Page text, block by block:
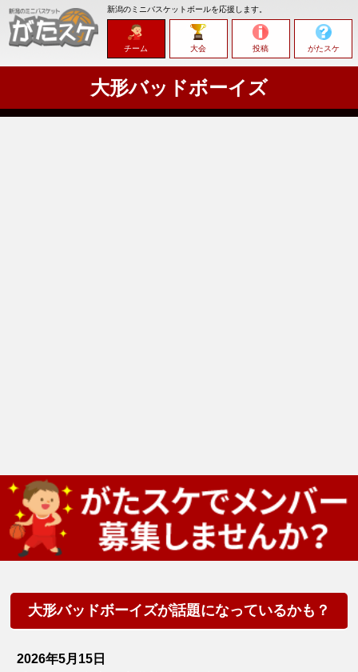
新潟のミニバスケットボールを応援します。
チーム 大会 投稿 がたスケ
大形バッドボーイズ
大形バッドボーイズが話題になっているかも？
2026年5月15日